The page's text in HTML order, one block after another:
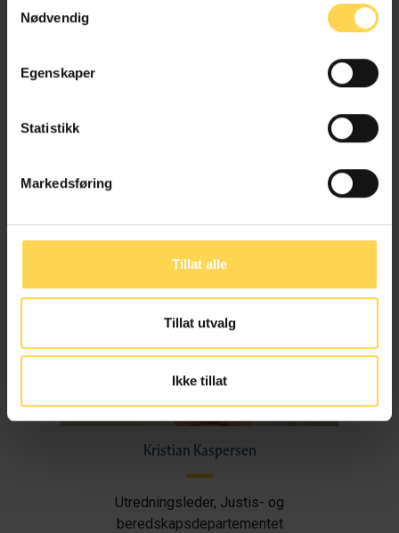
Nødvendig
Egenskaper
Statistikk
Markedsføring
Tillat alle
Tillat utvalg
Ikke tillat
Tage Henningsen
Lovrådgiver, Justis- og beredskapsdepartementet
Kristian Kaspersen
Utredningsleder, Justis- og
beredskapsdepartementet